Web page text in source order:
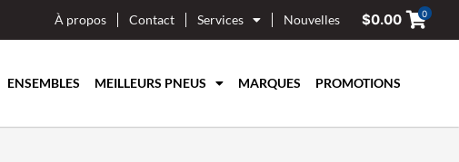
À propos Contact Services Nouvelles $0.00 0
ENSEMBLES MEILLEURS PNEUS MARQUES PROMOTIONS